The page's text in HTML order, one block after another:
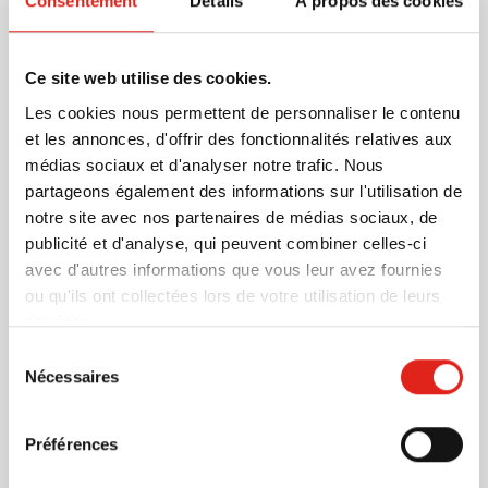
Ce site web utilise des cookies.
Les cookies nous permettent de personnaliser le contenu
et les annonces, d'offrir des fonctionnalités relatives aux
médias sociaux et d'analyser notre trafic. Nous
partageons également des informations sur l'utilisation de
notre site avec nos partenaires de médias sociaux, de
publicité et d'analyse, qui peuvent combiner celles-ci
avec d'autres informations que vous leur avez fournies
ou qu'ils ont collectées lors de votre utilisation de leurs
services.
Nécessaires
Préférences
permet de soulager rapidement et facilement la
En savoir plus
Plus d'information
Numéro d'article
1254211
Poids
12 gramme(s)
Matière
PS
Dimensions
24 cm x 1 cm x 26 cm (l x
l x h)
Diamètre
0 cm
D'autres clients ont aussi choisi